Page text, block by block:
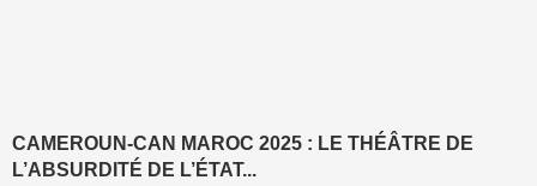
CAMEROUN-CAN MAROC 2025 : LE THÉÂTRE DE
L’ABSURDITÉ DE L’ÉTAT...